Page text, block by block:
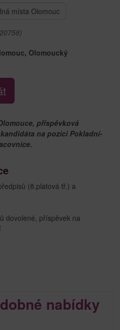
místa Olomouc
Olomoucký
příspěvková
na pozici Pokladní-
(8.platová tř.) a
dovolené, příspěvek na
nabídky